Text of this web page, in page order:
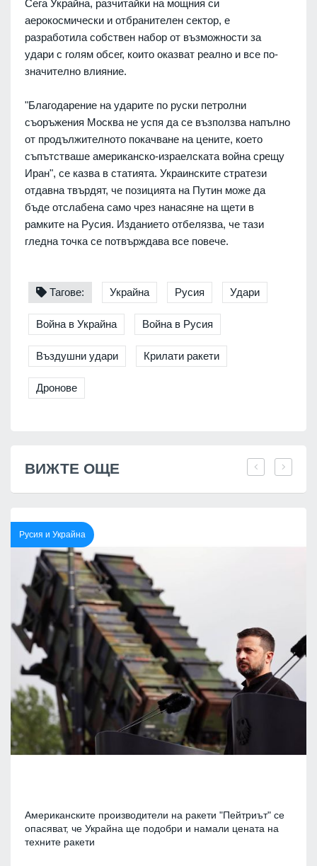
Сега Украйна, разчитайки на мощния си
аерокосмически и отбранителен сектор, е
разработила собствен набор от възможности за
удари с голям обсег, които оказват реално и все по-
значително влияние.
"Благодарение на ударите по руски петролни
съоръжения Москва не успя да се възползва напълно
от продължителното покачване на цените, което
съпътстваше американско-израелската война срещу
Иран", се казва в статията. Украинските стратези
отдавна твърдят, че позицията на Путин може да
бъде отслабена само чрез нанасяне на щети в
рамките на Русия. Изданието отбелязва, че тази
гледна точка се потвърждава все повече.
Тагове: Украйна Русия Удари
Война в Украйна Война в Русия
Въздушни удари Крилати ракети
Дронове
ВИЖТЕ ОЩЕ
Русия и Украйна
Американските производители на ракети "Пейтриът" се
опасяват, че Украйна ще подобри и намали цената на
техните ракети